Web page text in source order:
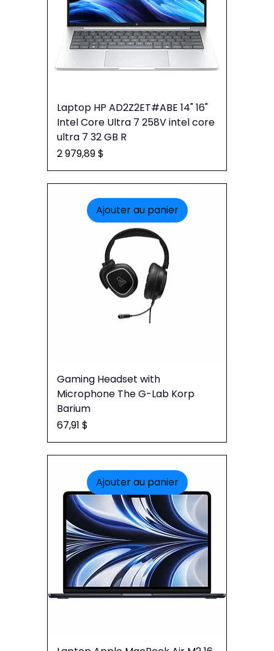
Laptop HP AD2Z2ET#ABE 14" 16"
Intel Core Ultra 7 258V intel core
ultra 7 32 GB R
Prix
2 979,89 $
Ajouter au panier
Gaming Headset with
Microphone The G-Lab Korp
Barium
Prix
67,91 $
Ajouter au panier